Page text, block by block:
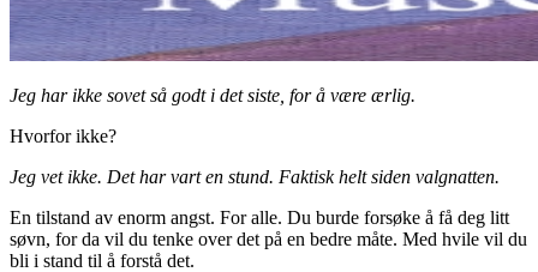
Jeg har ikke sovet så godt i det siste, for å være ærlig.
Hvorfor ikke?
Jeg vet ikke. Det har vart en stund. Faktisk helt siden valgnatten.
En tilstand av enorm angst. For alle. Du burde forsøke å få deg litt
søvn, for da vil du tenke over det på en bedre måte. Med hvile vil du
bli i stand til å forstå det.